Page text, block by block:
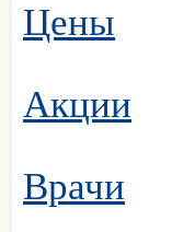
Цены
Акции
Врачи